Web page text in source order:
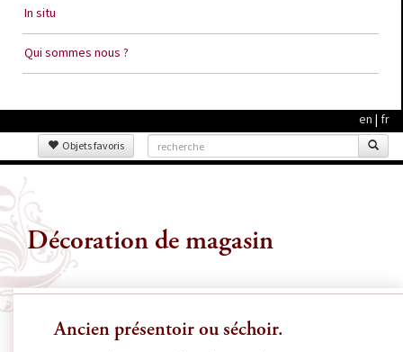
In situ
Qui sommes nous ?
en | fr
Objets favoris
Décoration de magasin
Ancien présentoir ou séchoir.